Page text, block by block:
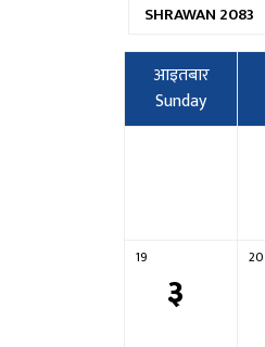
SHRAWAN 2083
आइतबार
Sunday
३
19 20